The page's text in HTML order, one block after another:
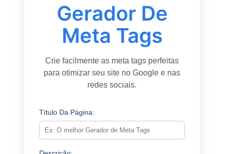
Gerador De
Meta Tags
Crie facilmente as meta tags perfeitas
para otimizar seu site no Google e nas
redes sociais.
Título Da Página: